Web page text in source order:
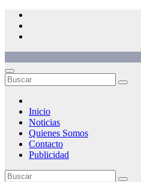
Saltar
contenido
Inicio
Noticias
Quienes Somos
Contacto
Publicidad